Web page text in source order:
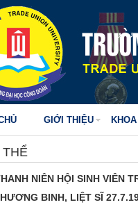
GIỚI THIỆU KHOA
NIÊN HỘI SINH VIÊN
BINH, LIỆT SĨ